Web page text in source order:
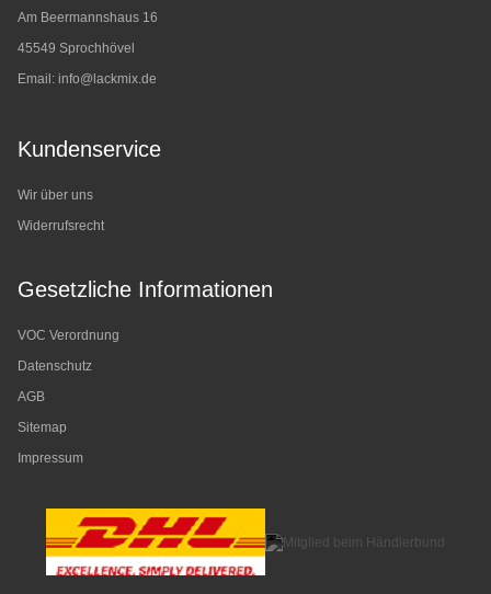
Am Beermannshaus 16
45549 Sprochhövel
Email: info@lackmix.de
Kundenservice
Wir über uns
Widerrufsrecht
Gesetzliche Informationen
VOC Verordnung
Datenschutz
AGB
Sitemap
Impressum